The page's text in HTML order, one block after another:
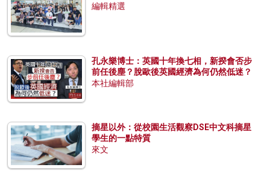
編輯精選
孔永樂博士：英國十年換七相，新揆會否步
前任後塵？脫歐後英國經濟為何仍然低迷？
本社編輯部
摘星以外：從校園生活觀察DSE中文科摘星
學生的一點特質
來文